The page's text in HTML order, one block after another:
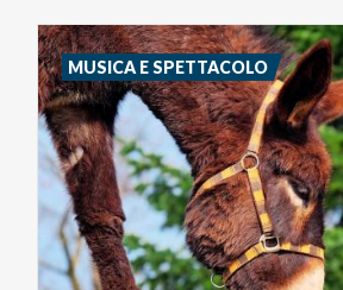
MUSICA E SPETTACOLO